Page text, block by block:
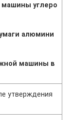
машины углеро
алюмини
машины в
утверждения